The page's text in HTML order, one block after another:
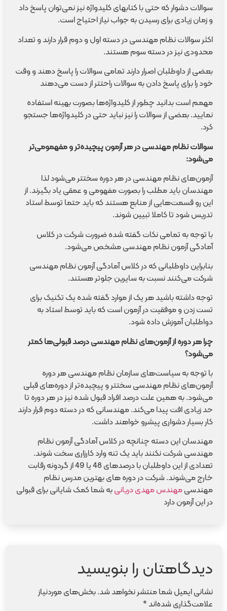
سوالات دشوار که حتی با کتابهای کلیدواژه نیز نمی‌توان پاسخ داد
و زمان زیادی برای رسیدن به جواب نیاز احتیاج است.
اکثر سوالات نظام مهندسی در دسته اول و دوم قرار دارند و تعداد
محدودی نیز در دسته سوم هستند.
بعضی از داوطلبان اصرار دارند تمامی سوالات را پاسخ دهند و وقت
خود را برای پاسخ دادن به سوالات راحتتر از دست می‌دهند
مهمم است بدانید چطور از کلیدواژه‌ها بصورت بهینه استفاده
نمایید. بعضی از سوالات را نیز نباید حتی در کلیدواژه‌ها جستجو
کرد.
سوالات نظام مهندسی در هر آزمون پیچیده‌تر و مفهمومی‌تر
می‌شود:
آزمون‌های نظام مهندسی در هر دوره سختتر می‌شود لذا
مهندسان باید مطلب را بصورت مفهومی و عمقی یاد بگیرند. از
این رو قسمت‌هایی از منابع هستند که باید حتما توسط استاد
تدریس شود تا کاملا تبیین شوند.
با توجه به تمامی نکات گفته شده ضرورت شرکت در کلاس
آمادگی آزمون نظام مهندسی مشخص می‌شود.
بنابراین داوطلبانی که در کلاس آمادگی آزمون نظام مهندسی
شرکت می‌کنند نسبت به سایرین جلوتر هستند.
توجه داشته باشید هر یک از موارد گفته شده یک تکنیک برای
تست زدن و موفقیت در آزمون است که باید توسط استاد به
دواطلبان آموزش داده شود.
چرا هر دوره از آزمون‌های نظام مهندسی درصد قبولی‌ها کمتر
می‌شود؟
با توجه به سیاست‌های سازمان نظام مهندسی هر دوره
آزمون‌های نظام مهندسی سختتر و پیچیده‌تر از دوره‌های قبلی
می‌شود. به همین علت درصد افراد قبول شده نیز در هر دوره تا
حد زیادی افت پیدا می‌کند. مهندسانی که در دسته دوم قرار دارند
کار بسیار دشواری پیشرو خواهند داشت.
مهندسان این دسته چنانچه در کلاس آمادگی آزمون نظام
مهندسی شرکت نکنند باید یک تنه وارد کارزاری سخت شوند.
تعدادی از این داوطلبان با درصدهای 48 یا 49 از گردونه رقابت
خارج می‌شوند. شرکت در دوره های بهترین مدرس نظام
مهندسیمهندس مهدی دریانیبه شما کمک شایانی برای قبولی
در این آزمون دارد
دیدگاهتان را بنویسید
نشانی ایمیل شما منتشر نخواهد شد.بخش‌های موردنیاز
علامت‌گذاری شده‌اند*